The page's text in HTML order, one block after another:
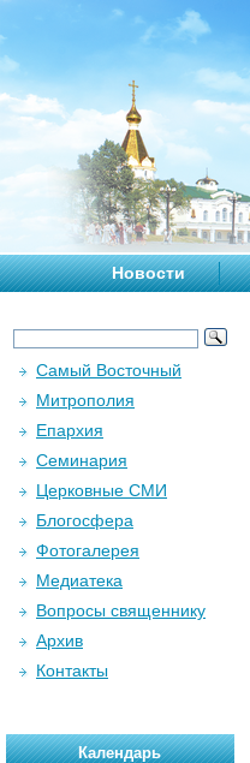
Новости
Самый Восточный
Митрополия
Епархия
Семинария
Церковные СМИ
Блогосфера
Фотогалерея
Медиатека
Вопросы священнику
Архив
Контакты
Календарь